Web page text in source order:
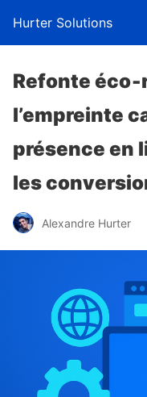
Hurter Solutions
Refonte
l’empreinte
présence en
les
Alexandre Hurter